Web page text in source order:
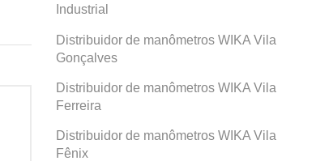
Industrial
Distribuidor de manômetros WIKA Vila
Gonçalves
Distribuidor de manômetros WIKA Vila
Ferreira
Distribuidor de manômetros WIKA Vila
Fênix